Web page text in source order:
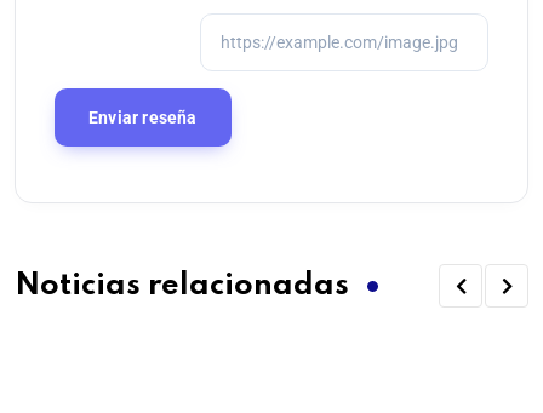
Noticias relacionadas